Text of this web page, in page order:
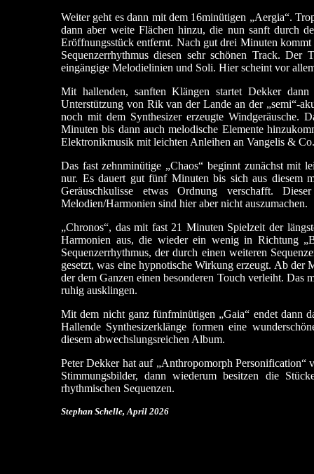
Weiter geht es dann mit dem 16minütigen „Aergia“.
dann aber weite Flächen hinzu, die nun sanft durch
Eröffnungsstück entfernt. Nach gut drei Minuten
Sequenzerrhythmus diesen sehr schönen Track.
eingängige Melodielinien und Soli. Hier scheint vor
Mit hallenden, sanften Klängen startet Dekker
Unterstützung von Rik van der Lande an der „semi“-
noch mit dem Synthesizer erzeugte Windgeräusche.
Minuten bis dann auch melodische Elemente
Elektronikmusik mit leichten Anleihen an Vangelis &
Das fast zehnminütige „Chaos“ beginnt zunächst mit
nur. Es dauert gut fünf Minuten bis sich aus diesem
Geräuschkulisse etwas Ordnung verschafft.
Melodien/Harmonien sind hier aber nicht auszumachen.
„Chronos“, das mit fast 21 Minuten Spielzeit der
Harmonien aus, die wieder ein wenig in Richtung
Sequenzerrhythmus, der durch einen weiteren
gesetzt, was eine hypnotische Wirkung erzeugt. Ab
der dem Ganzen einen besonderen Touch verleiht. Das
ruhig ausklingen.
Mit dem nicht ganz fünfminütigen „Gaia“ endet dann
Hallende Synthesizerklänge formen eine
diesem abwechslungsreichen Album.
Peter Dekker hat auf „Anthropomorph Personification“
Stimmungsbilder, dann wiederum besitzen die
rhythmischen Sequenzen.
Stephan Schelle, April 2026